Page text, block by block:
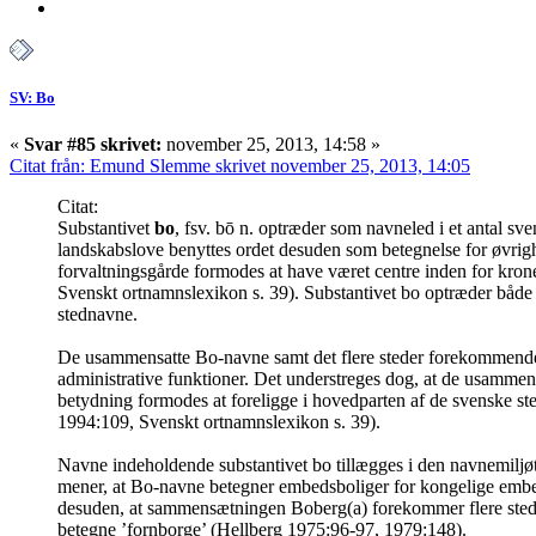
SV: Bo
« Svar #85 skrivet: november 25, 2013, 14:58 »
Citat från: Emund Slemme skrivet november 25, 2013, 14:05
Citat:
Substantivet bo, fsv. bō n. optræder som navneled i et antal
landskabslove benyttes ordet desuden som betegnelse for
forvaltningsgårde formodes at have været centre inden for
Svenskt ortnamnslexikon s. 39). Substantivet bo optræder
stednavne.
De usammensatte Bo-navne samt det flere steder
administrative funktioner. Det understreges dog, at de
betydning formodes at foreligge i hovedparten af de svenske
1994:109, Svenskt ortnamnslexikon s. 39).
Navne indeholdende substantivet bo tillægges i den
mener, at Bo-navne betegner embedsboliger for kongelige
desuden, at sammensætningen Boberg(a) forekommer flere
betegne ’fornborge’ (Hellberg 1975:96-97, 1979:148).